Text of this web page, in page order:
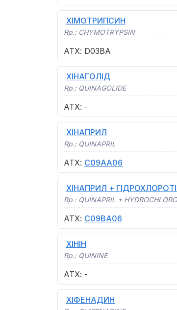
ХІМОТРИПСИН
Rp.: CHYMOTRYPSIN
АТХ: D03BA
ХІНАГОЛІД
Rp.: QUINAGOLIDE
АТХ: -
ХІНАПРИЛ
Rp.: QUINAPRIL
АТХ: C09AA06
ХІНАПРИЛ +
Rp.: QUINAPRIL +
АТХ: C09BA06
ХІНІН
Rp.: QUININE
АТХ: -
ХІФЕНАДИН